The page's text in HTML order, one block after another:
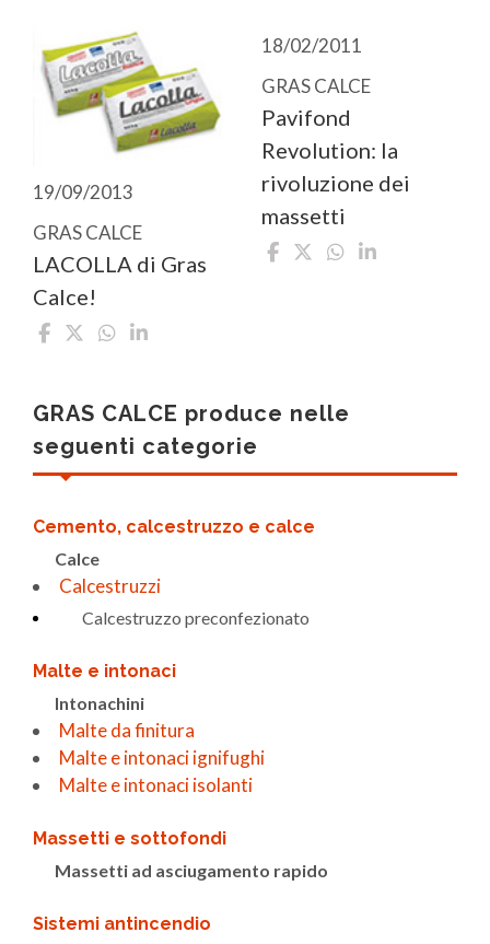
19/09/2013
GRAS CALCE
LACOLLA di Gras
Calce!
18/02/2011
GRAS CALCE
Pavifond
Revolution: la
rivoluzione dei
massetti
GRAS CALCE produce nelle
seguenti categorie
Cemento, calcestruzzo e calce
Calce
Calcestruzzi
Calcestruzzo preconfezionato
Malte e intonaci
Intonachini
Malte da finitura
Malte e intonaci ignifughi
Malte e intonaci isolanti
Massetti e sottofondi
Massetti ad asciugamento rapido
Sistemi antincendio